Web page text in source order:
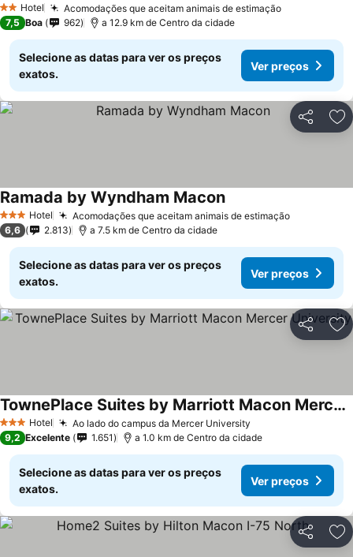
2 Estrelas
Hotel Acomodações que aceitam animais de estimação
7,5 Boa 962 a 12.9 km de Centro da cidade
Selecione as datas para ver os preços
exatos.
Ver preços
Partilhar
3 EstrelasHotel Acomodações que aceitam animais de estimação
Ramada by Wyndham Macon
6,6 2.813 a 7.5 km de Centro da cidade
Selecione as datas para ver os preços
exatos.
Ver preços
Partilhar
3 EstrelasHotel Ao lado do campus da Mercer University
TownePlace Suites by Marriott Macon Mercer University
9,2 Excelente 1.651 a 1.0 km de Centro da cidade
Selecione as datas para ver os preços
exatos.
Ver preços
Partilhar